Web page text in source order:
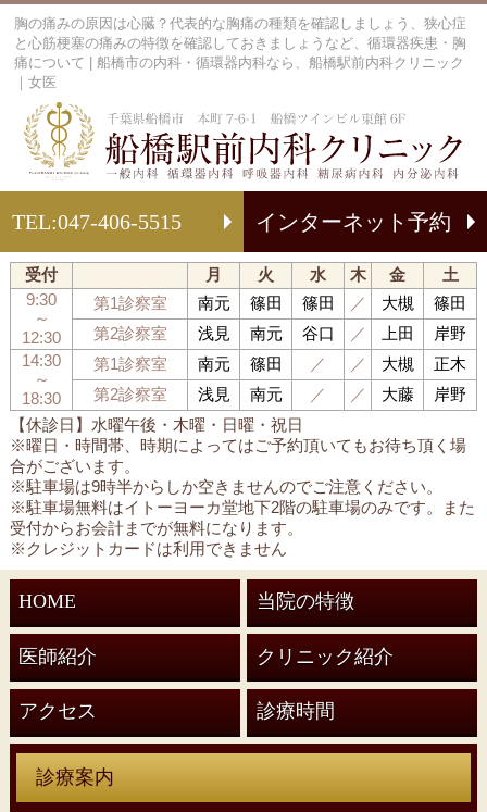
胸の痛みの原因は心臓？代表的な胸痛の種類を確認しましょう、狭心症
と心筋梗塞の痛みの特徴を確認しておきましょうなど、循環器疾患・胸
痛について | 船橋市の内科・循環器内科なら、船橋駅前内科クリニック
｜女医
TEL:047-406-5515 インターネット予約
【休診日】水曜午後・木曜・日曜・祝日
※曜日・時間帯、時期によってはご予約頂いてもお待ち頂く場
合がございます。
※駐車場は9時半からしか空きませんのでご注意ください。
※駐車場無料はイトーヨーカ堂地下2階の駐車場のみです。また
受付からお会計までが無料になります。
※クレジットカードは利用できません
受付 月 火 水 木 金
土
9:30
～
12:30
第1診察室 南元 篠田 篠田 ／ 大槻
篠田
第2診察室
浅見 南元 谷口 ／ 上田
岸野
14:30
～
18:30
第1診察室 南元 篠田 ／ ／ 大槻
正木
第2診察室
浅見 南元 ／ ／ 大藤 岸野
HOME 当院の特徴
医師紹介 クリニック紹介
アクセス 診療時間
診療案内